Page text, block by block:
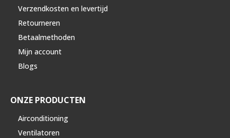
Verzendkosten en levertijd
Retourneren
Betaalmethoden
Mijn account
Blogs
ONZE PRODUCTEN
Airconditioning
Ventilatoren